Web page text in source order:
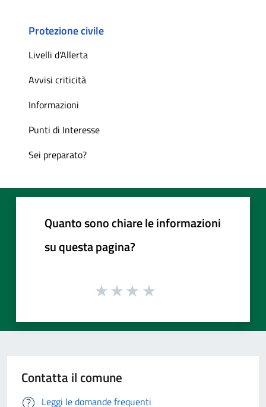
Protezione civile
Livelli d'Allerta
Avvisi criticità
Informazioni
Punti di Interesse
Sei preparato?
Quanto sono chiare le informazioni
su questa pagina?
Contatta il comune
Leggi le domande frequenti